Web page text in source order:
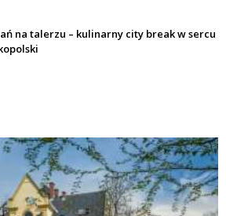
na talerzu – kulinarny city break w sercu